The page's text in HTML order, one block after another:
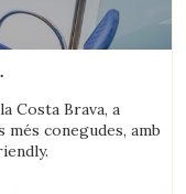
Costa Brava, a
conegudes, amb